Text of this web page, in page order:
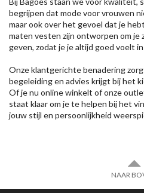
begrijpen dat mode voor vrouwen
maar ook over het gevoel dat je
maten vesten zijn ontworpen om
geven, zodat je je altijd goed voelt
Onze klantgerichte benadering
begeleiding en advies krijgt bij het
Of je nu online winkelt of onze
staat klaar om je te helpen bij het
jouw stijl en persoonlijkheid
NAAR